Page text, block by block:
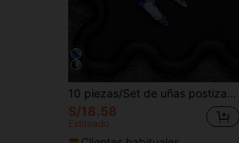
10 piezas/Set de uñas postizas hechas a mano para mujeres, productos de uñas de verano, estilo europeo y americano para chicas, regalo para mujeres, estilo francés Y2K, pegatinas de uñas de cobertura completa, reutilizables, adecuadas para el uso diario o de fiesta de niñas y mujeres, uñas postizas hechas a mano
S/18.58
Estimado